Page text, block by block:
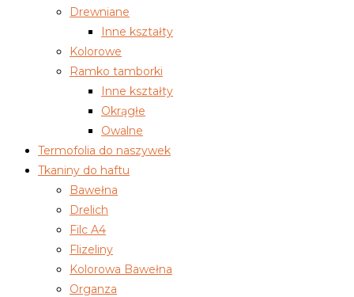
Drewniane
Inne kształty
Kolorowe
Ramko tamborki
Inne kształty
Okrągłe
Owalne
Termofolia do naszywek
Tkaniny do haftu
Bawełna
Drelich
Filc A4
Flizeliny
Kolorowa Bawełna
Organza